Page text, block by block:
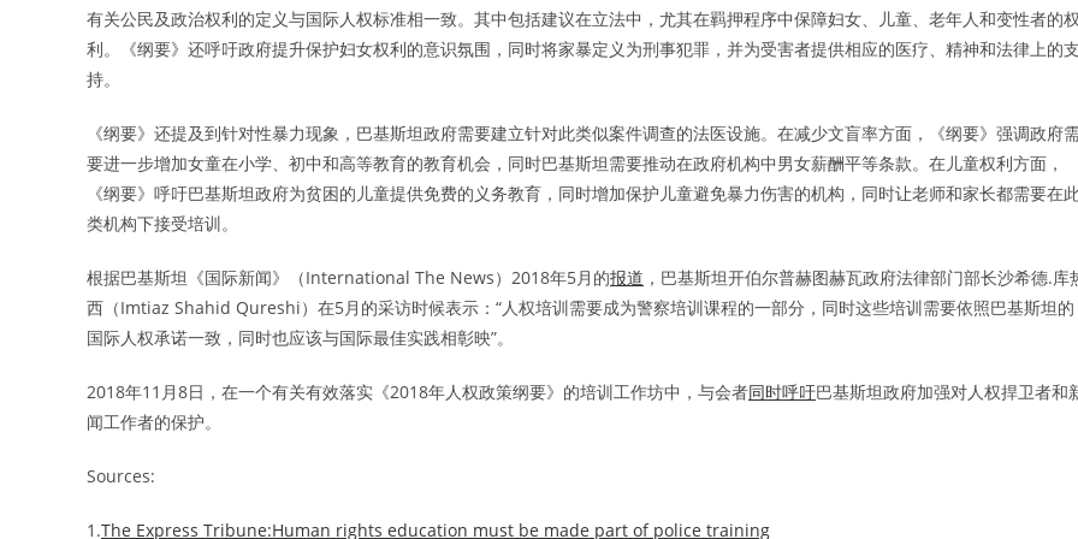
有关公民及政治权利的定义与国际人权标准相一致。其中包括建议在立法中，尤其在羁押程序中保障妇女、儿童、老年人和变性者的权
利。《纲要》还呼吁政府提升保护妇女权利的意识氛围，同时将家暴定义为刑事犯罪，并为受害者提供相应的医疗、精神和法律上的支
持。
《纲要》还提及到针对性暴力现象，巴基斯坦政府需要建立针对此类似案件调查的法医设施。在减少文盲率方面，《纲要》强调政府
要进一步增加女童在小学、初中和高等教育的教育机会，同时巴基斯坦需要推动在政府机构中男女薪酬平等条款。在儿童权利方面，
《纲要》呼吁巴基斯坦政府为贫困的儿童提供免费的义务教育，同时增加保护儿童避免暴力伤害的机构，同时让老师和家长都需要在
类机构下接受培训。
根据巴基斯坦《国际新闻》（International The News）2018年5月的报道 ，巴基斯坦开伯尔普赫图赫瓦政府法律部门部长沙希德.库
西（Imtiaz Shahid Qureshi）在5月的采访时候表示：“人权培训需要成为警察培训课程的一部分，同时这些培训需要依照巴基斯坦的
国际人权承诺一致，同时也应该与国际最佳实践相彰映”。
2018年11月8日，在一个有关有效落实《2018年人权政策纲要》的培训工作坊中，与会者同时呼吁巴基斯坦政府加强对人权捍卫者和
闻工作者的保护。
Sources:
1.The Express Tribune:Human rights education must be made part of police training